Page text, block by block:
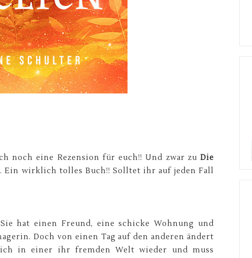
noch eine Rezension für euch!! Und zwar zu Die
Ein wirklich tolles Buch!! Solltet ihr auf jeden Fall
hat einen Freund, eine schicke Wohnung und
Doch von einen Tag auf den anderen ändert
in einer ihr fremden Welt wieder und muss